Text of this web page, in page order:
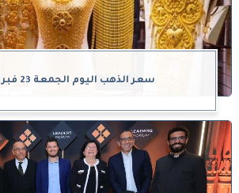
سعر الذهب اليوم الجمعة 23 فبراير 2024